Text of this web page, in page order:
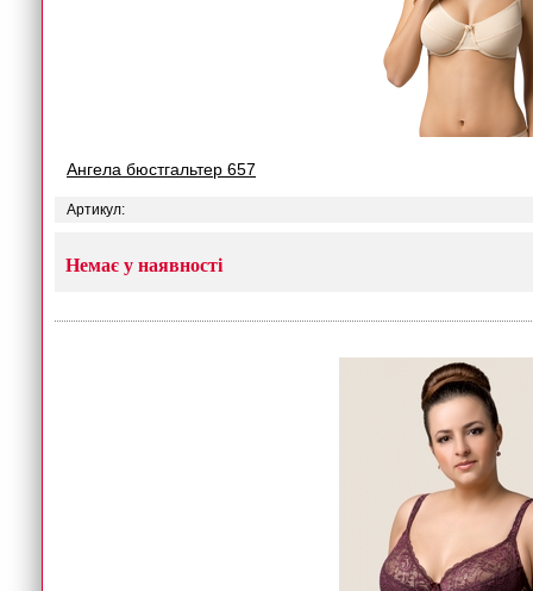
Ангела бюстгальтер 657
Артикул:
Немає у наявності